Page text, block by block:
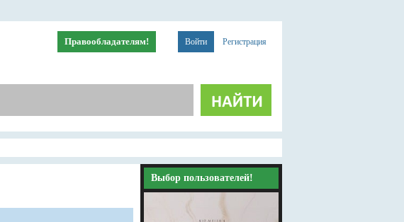
Войти Регистрация
Правообладателям!
Выбор пользователей!